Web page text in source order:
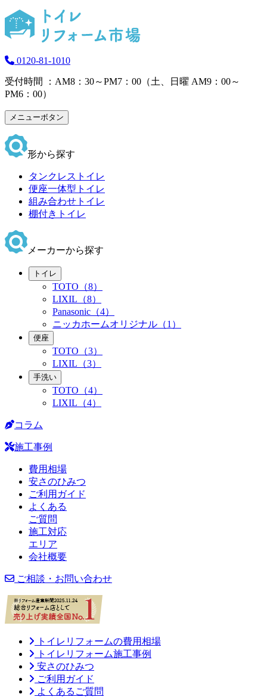
0120-81-1010
受付時間 ：AM8：30～PM7：00（土、日曜 AM9：00～
PM6：00）
メニューボタン
形から探す
タンクレストイレ
便座一体型トイレ
組み合わせトイレ
棚付きトイレ
メーカーから探す
トイレ
TOTO（8）
LIXIL（8）
Panasonic（4）
ニッカホームオリジナル（1）
便座
TOTO（3）
LIXIL（3）
手洗い
TOTO（4）
LIXIL（4）
コラム
施工事例
費用相場
安さのひみつ
ご利用ガイド
よくある
ご質問
施工対応
エリア
会社概要
ご相談・お問い合わせ
トイレリフォームの費用相場
トイレリフォーム施工事例
安さのひみつ
ご利用ガイド
よくあるご質問